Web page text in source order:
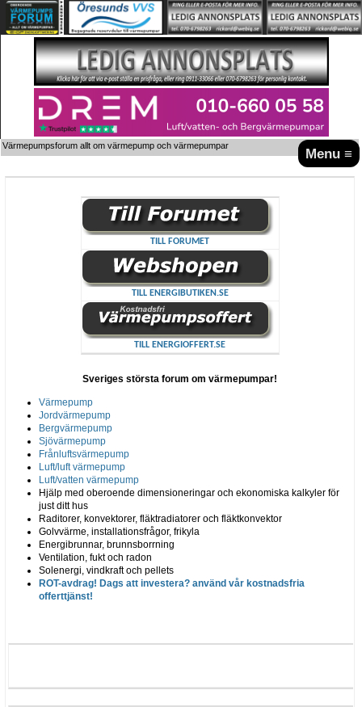
Menu ≡
Värmepumpsforum allt om värmepump och värmepumpar
TILL FORUMET
TILL ENERGIBUTIKEN.SE
TILL ENERGIOFFERT.SE
Sveriges största forum om värmepumpar!
Värmepump
Jordvärmepump
Bergvärmepump
Sjövärmepump
Frånluftsvärmepump
Luft/luft värmepump
Luft/vatten värmepump
Hjälp med oberoende dimensioneringar och ekonomiska kalkyler för
just ditt hus
Raditorer, konvektorer, fläktradiatorer och fläktkonvektor
Golvvärme, installationsfrågor, frikyla
Energibrunnar, brunnsborrning
Ventilation, fukt och radon
Solenergi, vindkraft och pellets
ROT-avdrag! Dags att investera? använd vår kostnadsfria
offerttjänst!